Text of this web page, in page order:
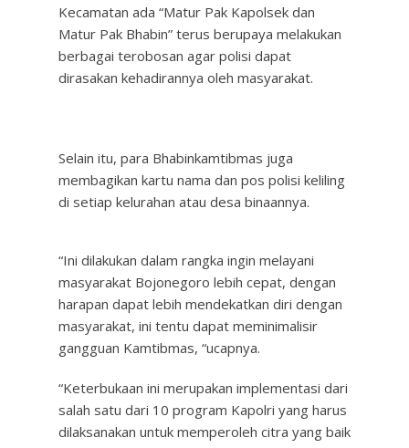
Kecamatan ada “Matur Pak Kapolsek dan
Matur Pak Bhabin” terus berupaya melakukan
berbagai terobosan agar polisi dapat
dirasakan kehadirannya oleh masyarakat.
Selain itu, para Bhabinkamtibmas juga
membagikan kartu nama dan pos polisi keliling
di setiap kelurahan atau desa binaannya.
“Ini dilakukan dalam rangka ingin melayani
masyarakat Bojonegoro lebih cepat, dengan
harapan dapat lebih mendekatkan diri dengan
masyarakat, ini tentu dapat meminimalisir
gangguan Kamtibmas, “ucapnya.
“Keterbukaan ini merupakan implementasi dari
salah satu dari 10 program Kapolri yang harus
dilaksanakan untuk memperoleh citra yang baik